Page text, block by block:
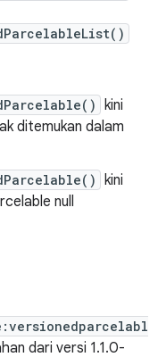
kini
ditemukan dalam
kini
null
dari versi 1.1.0-